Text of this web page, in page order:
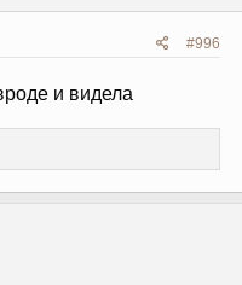
#996
и видела